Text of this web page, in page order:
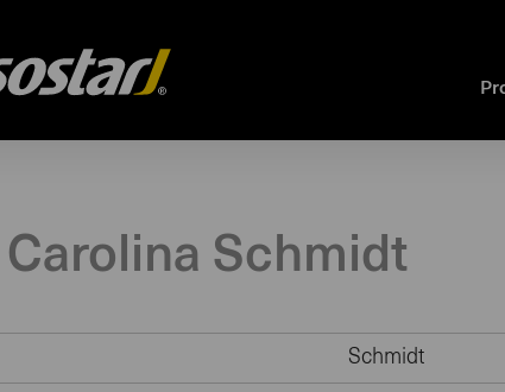
Carolina Schmidt
Schmidt